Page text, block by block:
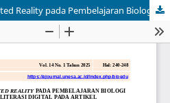
Tinjauan Literatur Augmented Reality pada Pembelajaran Biologi dalam Melatihkan Literasi Digital pada Artikel